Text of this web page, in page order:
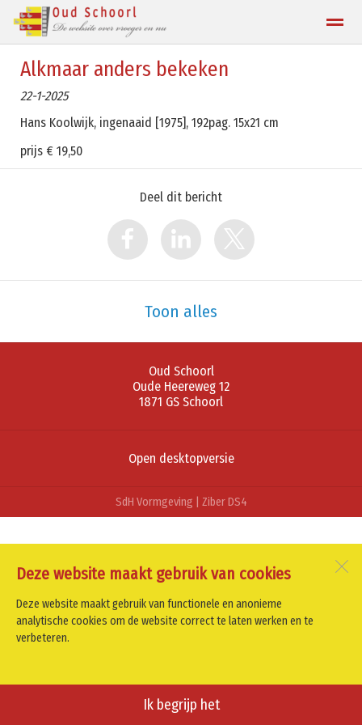
Contact
Home Zoeken Locatie
Deze website maakt gebruik van cookies
Deze website maakt gebruik van functionele en anonieme
analytische cookies om de website correct te laten werken en te
verbeteren.
Ik begrijp het
Alkmaar anders bekeken
22-1-2025
Hans Koolwijk, ingenaaid [1975], 192pag. 15x21 cm
prijs € 19,50
Deel dit bericht
Toon alles
Oud Schoorl
Oude Heereweg 12
1871 GS Schoorl
Open desktopversie
SdH Vormgeving | Ziber DS4